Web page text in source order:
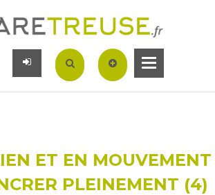
ET EN MOUVEMENT
PLEINEMENT (4)